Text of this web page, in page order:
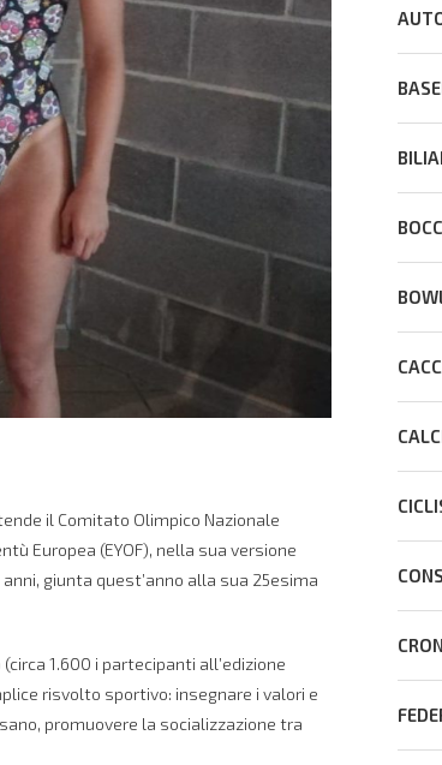
il Comitato Olimpico Nazionale
Europea (EYOF), nella sua versione
giunta quest’anno alla sua 25esima
1.600 i partecipanti all’edizione
risvolto sportivo: insegnare i valori e
promuovere la socializzazione tra
CONS